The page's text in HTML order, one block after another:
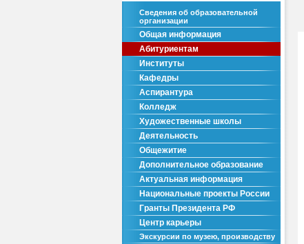
Сведения об образовательной
организации
Общая информация
Абитуриентам
Институты
Кафедры
Аспирантура
Колледж
Художественные школы
Деятельность
Общежитие
Дополнительное образование
Актуальная информация
Национальные проекты России
Гранты Президента РФ
Центр карьеры
Экскурсии по музею, производству